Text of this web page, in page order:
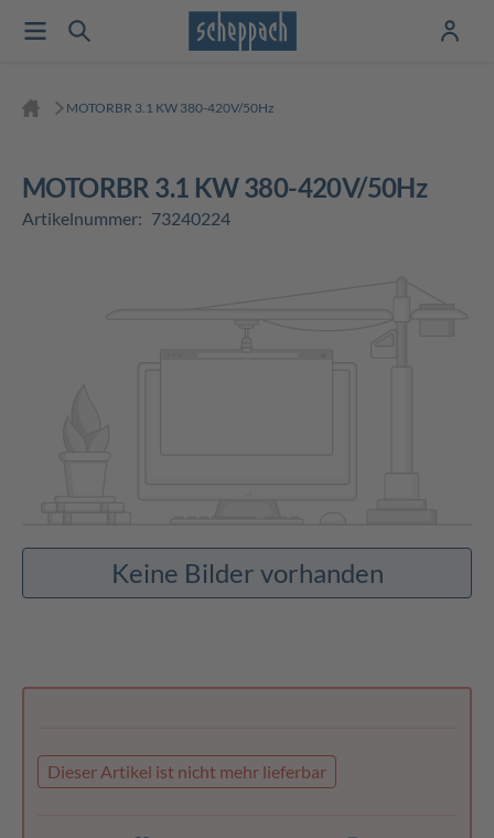
MOTORBR 3.1 KW 380-420V/50Hz
MOTORBR 3.1 KW 380-420V/50Hz
Artikelnummer: 73240224
Keine Bilder vorhanden
Dieser Artikel ist nicht mehr lieferbar